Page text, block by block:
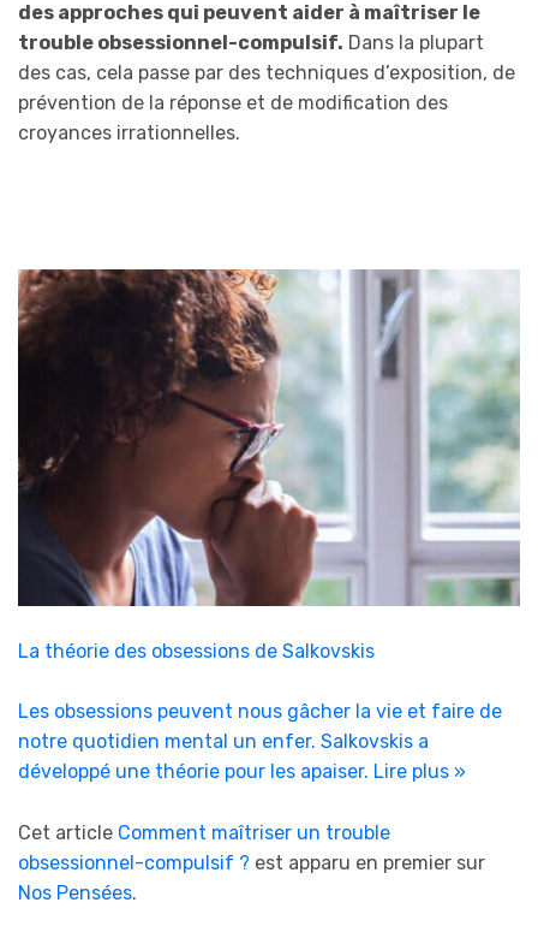
des approches qui peuvent aider à maîtriser le
trouble obsessionnel-compulsif. Dans la plupart
des cas, cela passe par des techniques d’exposition, de
prévention de la réponse et de modification des
croyances irrationnelles.
La théorie des obsessions de Salkovskis
Les obsessions peuvent nous gâcher la vie et faire de
notre quotidien mental un enfer. Salkovskis a
développé une théorie pour les apaiser. Lire plus »
Cet article Comment maîtriser un trouble
obsessionnel-compulsif ? est apparu en premier sur
Nos Pensées.